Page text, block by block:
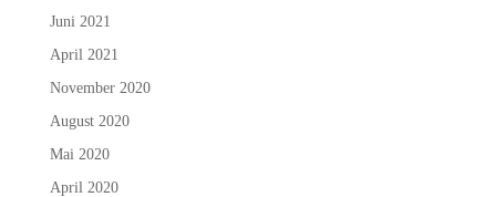
Juni 2021
April 2021
November 2020
August 2020
Mai 2020
April 2020